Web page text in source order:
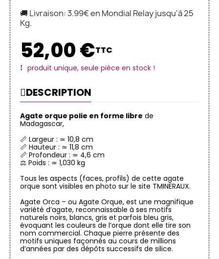
🚚 Livraison: 3.99€ en Mondial Relay jusqu'à 25
Kg.
52,00 €TTC
produit unique, seule pièce en stock !
DESCRIPTION
Agate orque polie en forme libre de
Madagascar,
📏 Largeur : ≃ 10,8 cm
📏 Hauteur : ≃ 11,8 cm
📏 Profondeur : ≃ 4,6 cm
⚖️ Poids : ≃ 1,030 kg
Tous les aspects (faces, profils) de cette agate
orque sont visibles en photo sur le site TMINERAUX.
Agate Orca – ou Agate Orque, est une magnifique
variété d’agate, reconnaissable à ses motifs
naturels noirs, blancs, gris et parfois bleu gris,
évoquant les couleurs de l’orque dont elle tire son
nom commercial. Chaque pierre présente des
motifs uniques façonnés au cours de millions
d’années par des dépôts successifs de silice.